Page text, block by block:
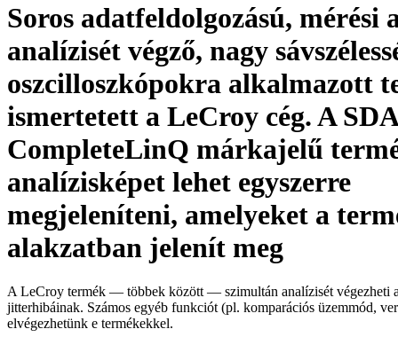
Soros adatfeldolgozású, mérési
analízisét végző, nagy
oszcilloszkópokra alkalmazott
ismertetett a LeCroy cég. A
CompleteLinQ márkajelű
analízisképet lehet egyszerre
megjeleníteni, amelyeket a
alakzatban jelenít meg
A LeCroy termék — többek között — szimultán analízisét végezheti
jitterhibáinak. Számos egyéb funkciót (pl. komparációs üzemmód,
elvégezhetünk e termékekkel.